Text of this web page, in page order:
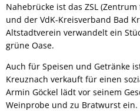
Nahebrücke ist das ZSL
und der VdK-Kreisverband Bad
Altstadtverein verwandelt ein
grüne Oase.
Auch für Speisen und Getränke
Kreuznach verkauft für einen
Armin Göckel lädt vor seinem
Weinprobe und zu Bratwurst